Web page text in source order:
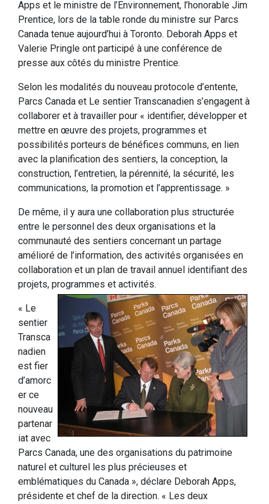
Apps et le ministre de l’Environnement, l’honorable Jim
Prentice, lors de la table ronde du ministre sur Parcs
Canada tenue aujourd’hui à Toronto. Deborah Apps et
Valerie Pringle ont participé à une conférence de
presse aux côtés du ministre Prentice.
Selon les modalités du nouveau protocole d’entente,
Parcs Canada et Le sentier Transcanadien s’engagent à
collaborer et à travailler pour « identifier, développer et
mettre en œuvre des projets, programmes et
possibilités porteurs de bénéfices communs, en lien
avec la planification des sentiers, la conception, la
construction, l’entretien, la pérennité, la sécurité, les
communications, la promotion et l’apprentissage. »
De même, il y aura une collaboration plus structurée
entre le personnel des deux organisations et la
communauté des sentiers concernant un partage
amélioré de l’information, des activités organisées en
collaboration et un plan de travail annuel identifiant des
projets, programmes et activités.
« Le
sentier
Transca
nadien
est fier
d’amorc
er ce
nouveau
partenar
iat avec
Parcs Canada, une des organisations du patrimoine
naturel et culturel les plus précieuses et
emblématiques du Canada », déclare Deborah Apps,
présidente et chef de la direction. « Les deux